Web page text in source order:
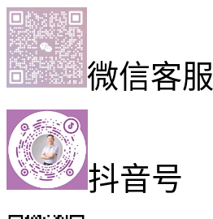
微信客服
抖音号